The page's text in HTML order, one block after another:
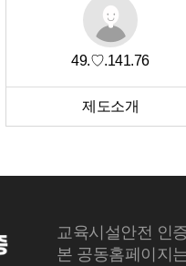
49.♡.141.76
제도소개
교육시설안전 인
본 공동홈페이지